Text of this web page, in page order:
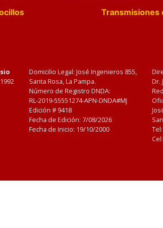
Transmisiones
Domicilio Legal: José Ingenieros 855,
Santa Rosa, La Pampa.
Número de Registro DNDA:
RL-2019-55551274-APN-DNDA#MJ
Edición # 9418
Fecha de Edición: 7/08/2026
Fecha de Inicio: 19/10/2000
Dr.